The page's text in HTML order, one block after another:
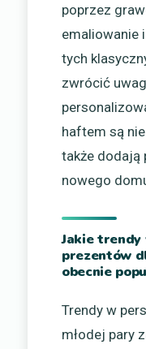
poprzez
emaliowanie
tych
zwrócić
haftem są
także dodają
nowego
Jakie
prezentów
obecnie
Trendy w
młodej pary